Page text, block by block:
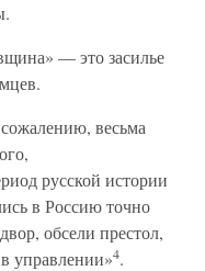
— это засилье
весьма
русской истории
в Россию точно
обсели престол,
управлении»4.